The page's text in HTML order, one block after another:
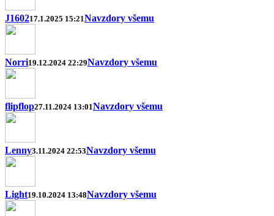
J160217.1.2025 15:21Navzdory všemu
Norri19.12.2024 22:29Navzdory všemu
flipflop27.11.2024 13:01Navzdory všemu
Lenny3.11.2024 22:53Navzdory všemu
Light19.10.2024 13:48Navzdory všemu